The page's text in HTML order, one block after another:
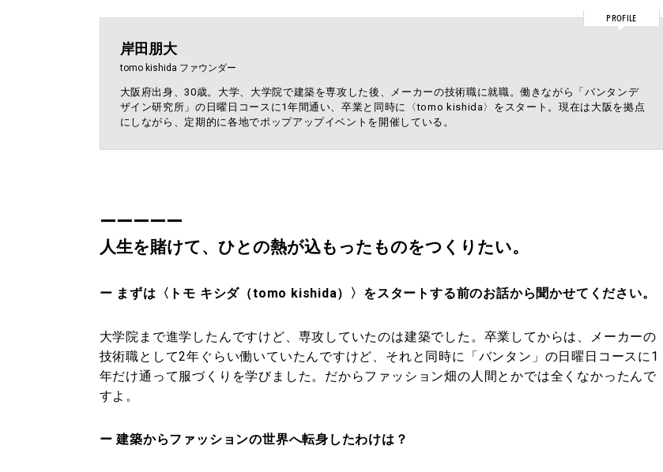
PROFILE
岸田朋大
tomo kishida ファウンダー
大阪府出身、30歳。大学、大学院で建築を専攻した後、メーカーの技術職に就職。働きながら「バンタンデ
ザイン研究所」の日曜日コースに1年間通い、卒業と同時に〈tomo kishida〉をスタート。現在は大阪を拠点
にしながら、定期的に各地でポップアップイベントを開催している。
ーーーーー
人生を賭けて、ひとの熱が込もったものをつくりたい。
ー まずは〈トモ キシダ（tomo kishida）〉をスタートする前のお話から聞かせてください。
大学院まで進学したんですけど、専攻していたのは建築でした。卒業してからは、メーカーの
技術職として2年ぐらい働いていたんですけど、それと同時に「バンタン」の日曜日コースに1
年だけ通って服づくりを学びました。だからファッション畑の人間とかでは全くなかったんで
すよ。
ー 建築からファッションの世界へ転身したわけは？